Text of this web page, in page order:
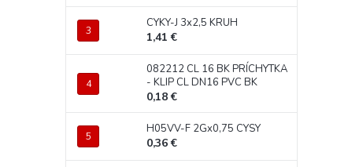
CYKY-J 3x2,5 KRUH
1,41 €
082212 CL 16 BK PRÍCHYTKA
- KLIP CL DN16 PVC BK
0,18 €
H05VV-F 2Gx0,75 CYSY
0,36 €